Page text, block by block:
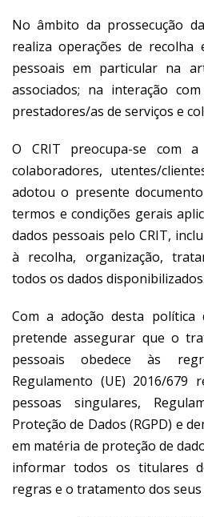
No âmbito da prossecução
realiza operações de
pessoais em particular na
associados; na interação
prestadores/as de serviços e
O CRIT preocupa-se com
colaboradores, utentes/
adotou o presente
termos e condições gerais
dados pessoais pelo CRIT,
à recolha, organização,
todos os dados disponibilizados.
Com a adoção desta política
pretende assegurar que o
pessoais obedece às
Regulamento (UE) 2016/679
pessoas singulares,
Proteção de Dados (RGPD) e
em matéria de proteção de
informar todos os titulares
regras e o tratamento dos seus